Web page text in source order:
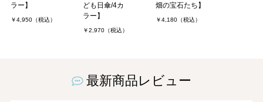
ラー】
￥4,950（税込）
ども日傘/4カ
ラー】
￥2,970（税込）
畑の宝石たち】
￥4,180（税込）
最新商品レビュー